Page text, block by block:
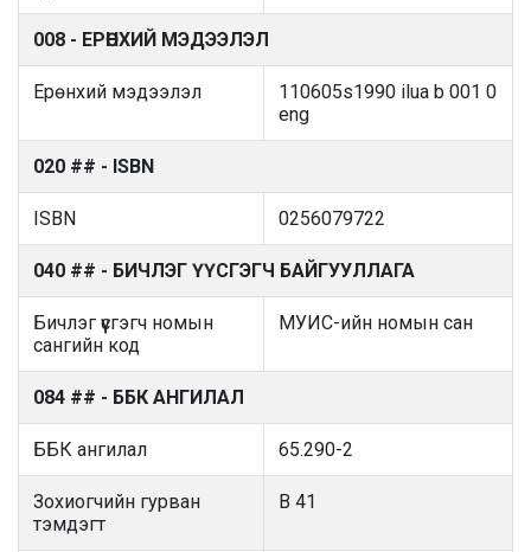
008 - ЕРӨНХИЙ МЭДЭЭЛЭЛ
Ерөнхий мэдээлэл
110605s1990 ilua b 001 0
eng
020 ## - ISBN
ISBN 0256079722
040 ## - БИЧЛЭГ ҮҮСГЭГЧ БАЙГУУЛЛАГА
Бичлэг үүсгэгч номын
сангийн код
МУИС-ийн номын сан
084 ## - ББК АНГИЛАЛ
ББК ангилал 65.290-2
Зохиогчийн гурван
тэмдэгт
B 41